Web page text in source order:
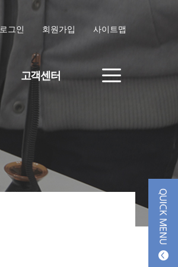
로그인 회원가입 사이트맵
고객센터